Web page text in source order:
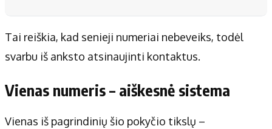
Tai reiškia, kad senieji numeriai nebeveiks, todėl
svarbu iš anksto atsinaujinti kontaktus.
Vienas numeris – aiškesnė sistema
Vienas iš pagrindinių šio pokyčio tikslų –